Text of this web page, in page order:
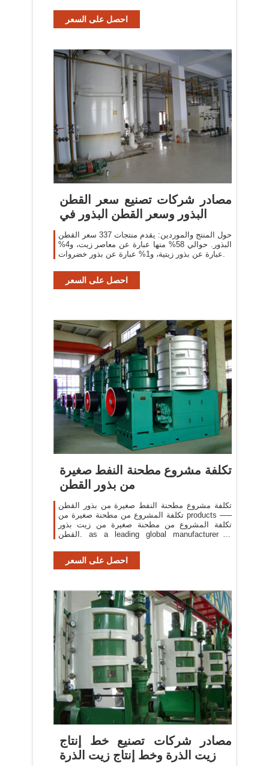
احصل على السعر
مصادر شركات تصنيع سعر القطن
البذور وسعر القطن البذور في
حول المنتج والموردين: يقدم منتجات 337 سعر القطن
البذور. حوالي 58% منها عبارة عن معاصر زيت، و4%
عبارة عن بذور زيتية، و1% عبارة عن بذور خضروات.
احصل على السعر
تكلفة مشروع مطحنة النفط صغيرة
من بذور القطن
تكلفة مشروع مطحنة النفط صغيرة من بذور القطن
تكلفة المشروع من مطحنة صغيرة من products —–
تكلفة المشروع من مطحنة صغيرة من زيت بذور
القطن. as a leading global manufacturer of
احصل على السعر
مصادر شركات تصنيع خط إنتاج
زيت الذرة وخط إنتاج زيت الذرة